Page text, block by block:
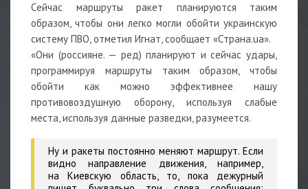
Сейчас маршруты ракет планируются таким
образом, чтобы они легко могли обойти украинскую
систему ПВО, отметил Игнат, сообщает «Страна.ua».
«Они (россияне. — ред) планируют и сейчас удары,
программируя маршруты таким образом, чтобы
обойти как можно эффективнее нашу
противовоздушную оборону, используя слабые
места, используя данные разведки, разумеется.
Ну и ракеты постоянно меняют маршрут. Если
видно направление движения, например,
на Киевскую область, то, пока дежурный